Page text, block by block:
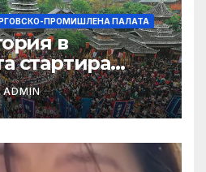
ПРОМИШЛЕНА ПАЛАТА
в
стартира
ADMIN